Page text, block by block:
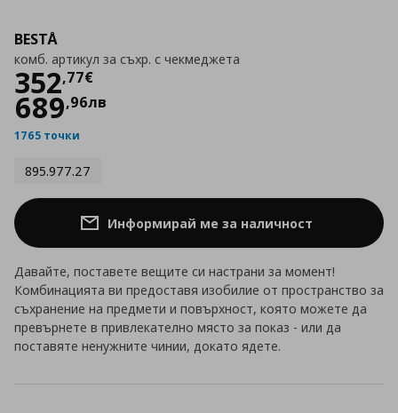
BESTÅ
комб. артикул за съхр. с чекмеджета
352,77€
Цена
689,96лв
1765 точки
895.977.27
Информирай ме за наличност
Давайте, поставете вещите си настрани за момент!
Комбинацията ви предоставя изобилие от пространство за
съхранение на предмети и повърхност, която можете да
превърнете в привлекателно място за показ - или да
поставяте ненужните чинии, докато ядете.